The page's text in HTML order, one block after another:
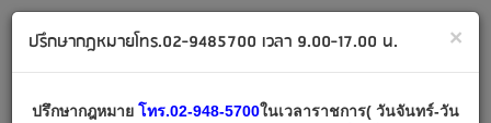
Email:decha007@decha.com
เข้าสู่ระบบ สมัครสมาชิก
×
ปรึกษากฎหมายโทร.02-9485700 เวลา 9.00-17.00 น.
ปรึกษากฎหมาย โทร.02-948-5700ในเวลาราชการ( วันจันทร์-วัน